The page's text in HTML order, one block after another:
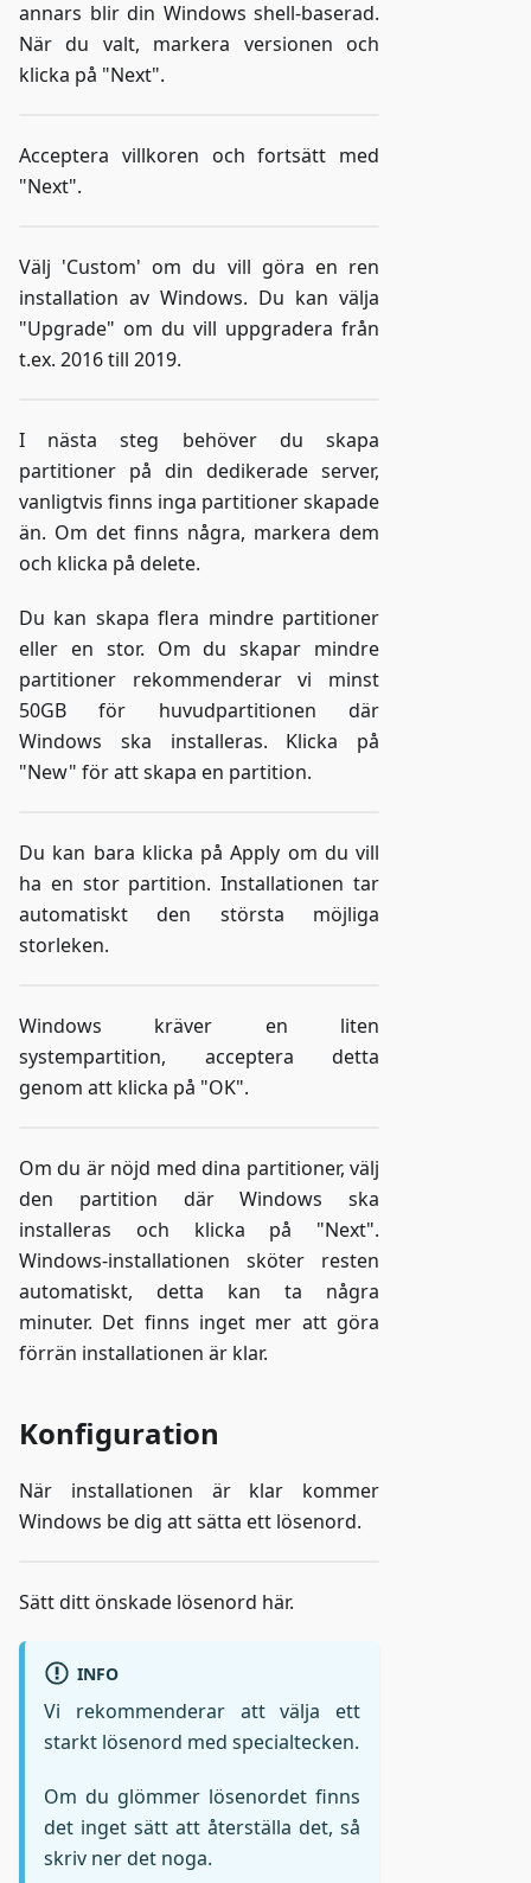
annars blir din Windows shell-baserad.
När du valt, markera versionen och
klicka på "Next".
Acceptera villkoren och fortsätt med
"Next".
Välj 'Custom' om du vill göra en ren
installation av Windows. Du kan välja
"Upgrade" om du vill uppgradera från
t.ex. 2016 till 2019.
I nästa steg behöver du skapa
partitioner på din dedikerade server,
vanligtvis finns inga partitioner skapade
än. Om det finns några, markera dem
och klicka på delete.
Du kan skapa flera mindre partitioner
eller en stor. Om du skapar mindre
partitioner rekommenderar vi minst
50GB för huvudpartitionen där
Windows ska installeras. Klicka på
"New" för att skapa en partition.
Du kan bara klicka på Apply om du vill
ha en stor partition. Installationen tar
automatiskt den största möjliga
storleken.
Windows kräver en liten
systempartition, acceptera detta
genom att klicka på "OK".
Om du är nöjd med dina partitioner, välj
den partition där Windows ska
installeras och klicka på "Next".
Windows-installationen sköter resten
automatiskt, detta kan ta några
minuter. Det finns inget mer att göra
förrän installationen är klar.
Konfiguration
När installationen är klar kommer
Windows be dig att sätta ett lösenord.
Sätt ditt önskade lösenord här.
INFO
Vi rekommenderar att välja ett
starkt lösenord med specialtecken.
Om du glömmer lösenordet finns
det inget sätt att återställa det, så
skriv ner det noga.